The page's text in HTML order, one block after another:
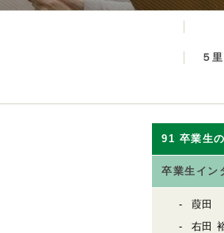
５
91 卒業生
卒業生イン
葭田 周
右田